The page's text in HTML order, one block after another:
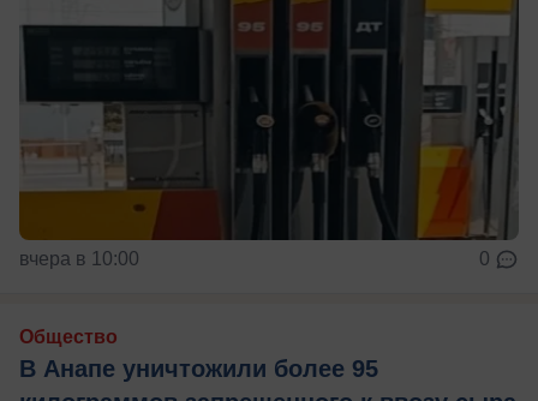
вчера в 10:00 0
Общество
В Анапе уничтожили более 95